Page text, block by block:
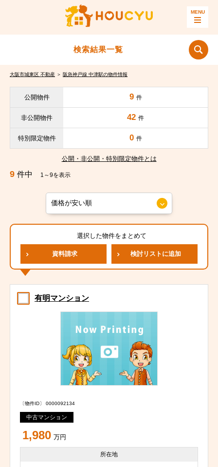
検索結果一覧
大阪市城東区 不動産 ＞ 阪急神戸線 中津駅の物件情報
公開物件 9 件
非公開物件 42 件
特別限定物件 0 件
公開・非公開・特別限定物件とは
9 件中 1～9を表示
選択した物件をまとめて
資料請求 検討リストに追加
有明マンション
〔物件ID〕 0000092134
中古マンション
1,980 万円
所在地